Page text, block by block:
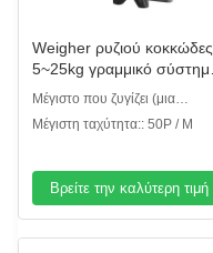
Weigher ρυζιού κοκκώδες
5~25kg γραμμικό σύστημα
ελέγχου μηχανών
συσκευασίας MCU
Μέγιστο που ζυγίζει (μια
χοάνη):: 25kg
Μέγιστη ταχύτητα:: 50P / Μ
Βρείτε την καλύτερη τιμή